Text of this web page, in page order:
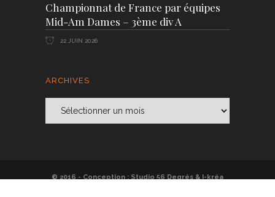
Championnat de France par équipes
Mid-Am Dames – 3ème div A
22 JUIN 2026
ARCHIVES
Archives
© 2016 - Conception : Studio 56 Degrés & I-kréa